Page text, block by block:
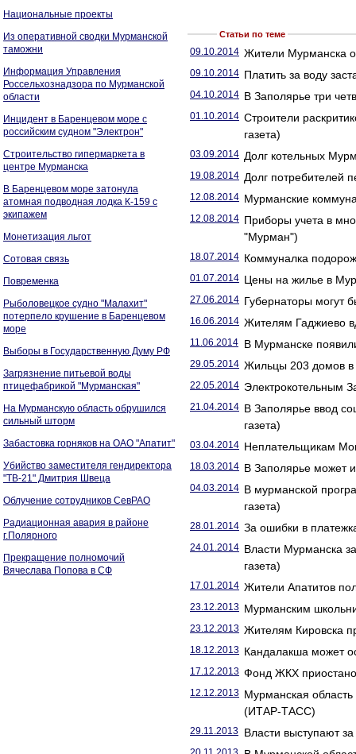
Национальные проекты
Из оперативной сводки Мурманской
таможни
Информация Управления
Россельхознадзора по Мурманской
области
Инцидент в Баренцевом море с
российским судном "Электрон"
Строительство гипермаркета в
центре Мурманска
В Баренцевом море затонула
атомная подводная лодка К-159 с
экипажем
Монетизация льгот
Сотовая связь
Повременка
Рыболовецкое судно "Малахит"
потерпело крушение в Баренцевом
море
Выборы в Государственную Думу РФ
Загрязнение питьевой воды
птицефабрикой "Мурманская"
На Мурманскую область обрушился
сильный шторм
Забастовка горняков на ОАО "Апатит"
Убийство заместителя гендиректора
"ТВ-21" Дмитрия Швеца
Облучение сотрудников СевРАО
Радиационная авария в районе
г.Полярного
Прекращение полномочий
Вячеслава Попова в СФ
Статьи по теме
09.10.2014 Жители Мурманска
09.10.2014 Платить за воду
04.10.2014 В Заполярье три
01.10.2014 Строители
газета)
03.09.2014 Долг котельных
19.08.2014 Долг потребителей
12.08.2014 Мурманские
12.08.2014 Приборы учета в
"Мурман")
18.07.2014 Коммуналка
01.07.2014 Цены на жилье в
27.06.2014 Губернаторы могут
16.06.2014 Жителям Гаджиево
11.06.2014 В Мурманске
29.05.2014 Жильцы 203 домов в
22.05.2014 Электрокотельным
21.04.2014 В Заполярье ввод
газета)
03.04.2014 Неплательщикам
18.03.2014 В Заполярье может
04.03.2014 В мурманской
газета)
28.01.2014 За ошибки в
24.01.2014 Власти Мурманска
газета)
17.01.2014 Жители Апатитов
23.12.2013 Мурманским
23.12.2013 Жителям Кировска
18.12.2013 Кандалакша может
17.12.2013 Фонд ЖКХ
12.12.2013 Мурманская
(ИТАР-ТАСС)
29.11.2013 Власти выступают